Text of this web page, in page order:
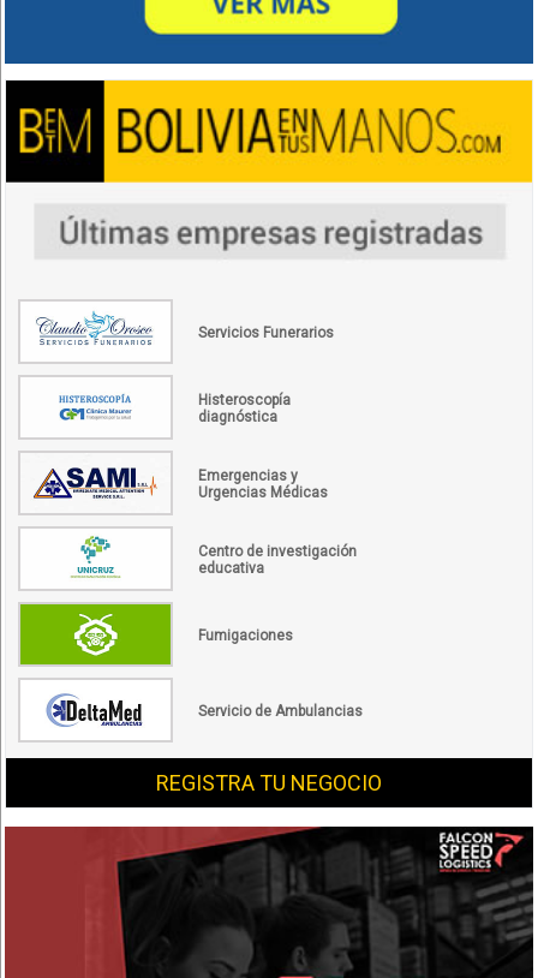
Servicios Funerarios
Histeroscopía
diagnóstica
Emergencias y
Urgencias Médicas
Centro de investigación
educativa
Fumigaciones
Servicio de Ambulancias
REGISTRA TU NEGOCIO